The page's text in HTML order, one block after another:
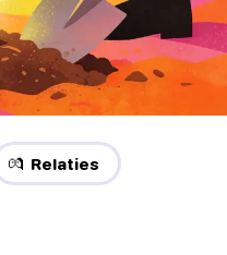
💏 Relaties